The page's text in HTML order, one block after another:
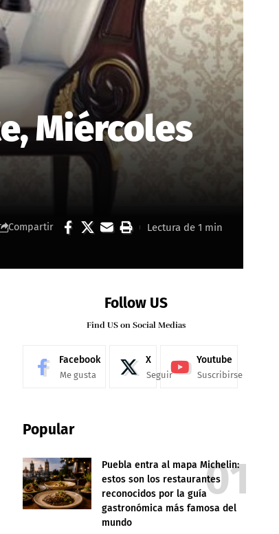
Miércoles
Compartir Lectura de 1 min
Follow US
Find US on Social Medias
Facebook
Me gusta
X
Seguir
Youtube
Suscribirse
Popular
Puebla entra al mapa Michelin:
estos son los restaurantes
reconocidos por la guía
gastronómica más famosa del
mundo